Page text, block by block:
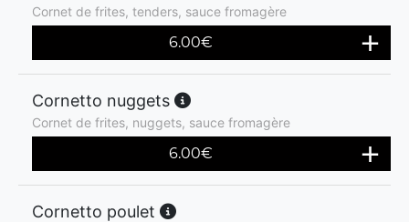
Cornet de frites, tenders, sauce fromagère
6.00€
Cornetto nuggets
Cornet de frites, nuggets, sauce fromagère
6.00€
Cornetto poulet